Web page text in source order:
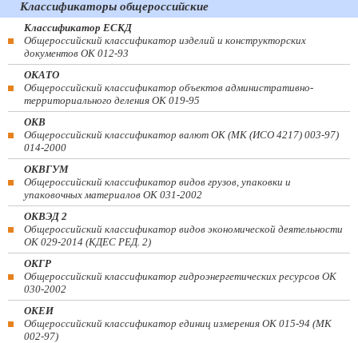
Классификаторы общероссийские
Классификатор ЕСКД
Общероссийский классификатор изделий и конструкторских
документов ОК 012-93
ОКАТО
Общероссийский классификатор объектов административно-
территориального деления ОК 019-95
ОКВ
Общероссийский классификатор валют ОК (МК (ИСО 4217) 003-97)
014-2000
ОКВГУМ
Общероссийский классификатор видов грузов, упаковки и
упаковочных материалов ОК 031-2002
ОКВЭД 2
Общероссийский классификатор видов экономической деятельности
ОК 029-2014 (КДЕС РЕД. 2)
ОКГР
Общероссийский классификатор гидроэнергетических ресурсов ОК
030-2002
ОКЕИ
Общероссийский классификатор единиц измерения ОК 015-94 (МК
002-97)